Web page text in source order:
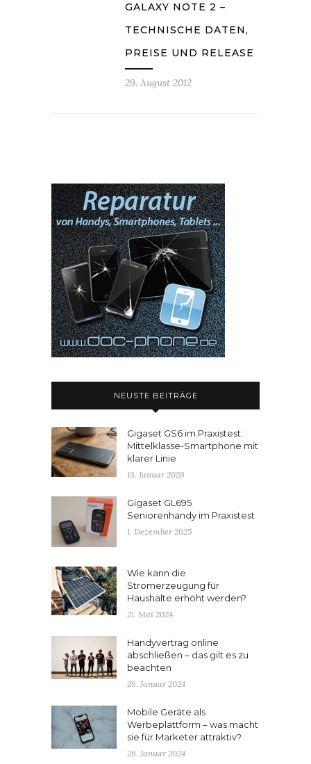
GALAXY NOTE 2 –
TECHNISCHE DATEN,
PREISE UND RELEASE
29. August 2012
NEUSTE BEITRÄGE
Gigaset GS6 im Praxistest:
Mittelklasse-Smartphone mit
klarer Linie
13. Januar 2026
Gigaset GL695
Seniorenhandy im Praxistest
1. Dezember 2025
Wie kann die
Stromerzeugung für
Haushalte erhöht werden?
21. Mai 2024
Handyvertrag online
abschließen – das gilt es zu
beachten
26. Januar 2024
Mobile Geräte als
Werbeplattform – was macht
sie für Marketer attraktiv?
26. Januar 2024